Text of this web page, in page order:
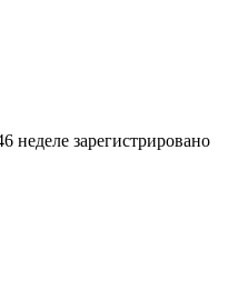
неделе зарегистрировано